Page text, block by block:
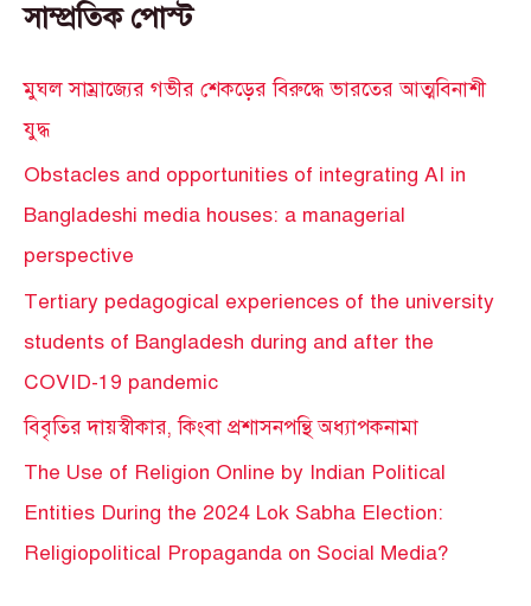
সাম্প্রতিক পোস্ট
মুঘল সাম্রাজ্যের গভীর শেকড়ের বিরুদ্ধে ভারতের আত্মবিনাশী
যুদ্ধ
Obstacles and opportunities of integrating AI in
Bangladeshi media houses: a managerial
perspective
Tertiary pedagogical experiences of the university
students of Bangladesh during and after the
COVID-19 pandemic
বিবৃতির দায়স্বীকার, কিংবা প্রশাসনপন্থি অধ্যাপকনামা
The Use of Religion Online by Indian Political
Entities During the 2024 Lok Sabha Election:
Religiopolitical Propaganda on Social Media?